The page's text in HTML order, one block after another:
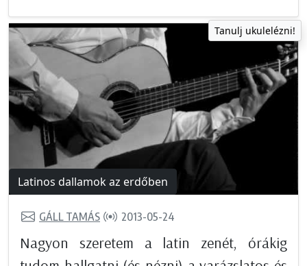
Tanulj ukulelézni!
Latinos dallamok az erdőben
GÁLL TAMÁS 2013-05-24
Nagyon szeretem a latin zenét, órákig